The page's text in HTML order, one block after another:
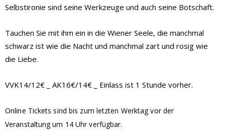
Selbstironie sind seine Werkzeuge und auch seine Botschaft.
Tauchen Sie mit ihm ein in die Wiener Seele, die manchmal
schwarz ist wie die Nacht und manchmal zart und rosig wie
die Liebe.
VVK14/12€ _ AK16€/14€ _ Einlass ist 1 Stunde vorher.
Online Tickets sind bis zum letzten Werktag vor der
Veranstaltung um 14 Uhr verfügbar.